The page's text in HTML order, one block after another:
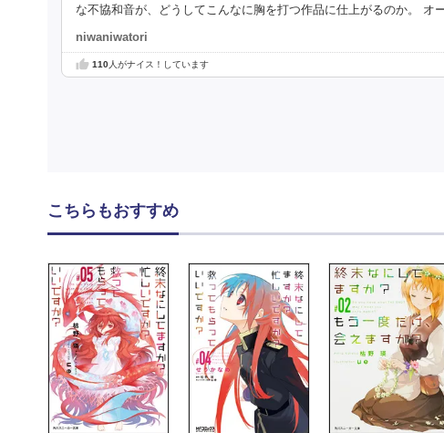
な不協和音が、どうしてこんなに胸を打つ作品に仕上がるのか。 オ
niwaniwatori
110人がナイス！しています
こちらもおすすめ